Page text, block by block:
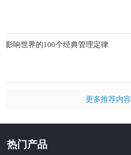
影响世界的100个经典管理定律
更多推荐内容
热门产品